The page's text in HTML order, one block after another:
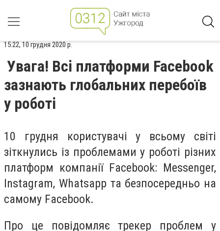
15:22, 10 грудня 2020 р.
Увага! Всі платформи Facebook
зазнають глобальних перебоїв
у роботі
10 грудня користувачі у всьому світі
зіткнулись із проблемами у роботі різних
платформ компанії Facebook: Messenger,
Instagram, Whatsapp та безпосередньо на
самому Facebook.
Про це повідомляє трекер проблем у